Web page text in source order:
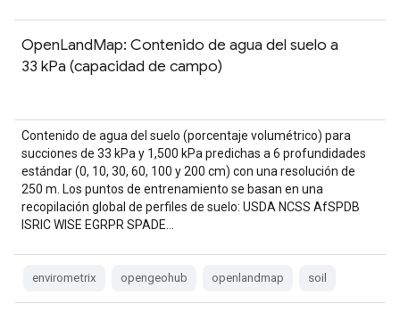
OpenLandMap: Contenido de agua del suelo a
33 kPa (capacidad de campo)
Contenido de agua del suelo (porcentaje volumétrico) para
succiones de 33 kPa y 1,500 kPa predichas a 6 profundidades
estándar (0, 10, 30, 60, 100 y 200 cm) con una resolución de
250 m. Los puntos de entrenamiento se basan en una
recopilación global de perfiles de suelo: USDA NCSS AfSPDB
ISRIC WISE EGRPR SPADE…
envirometrix opengeohub openlandmap soil